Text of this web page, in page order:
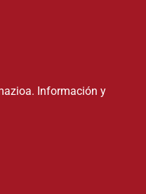
Información y